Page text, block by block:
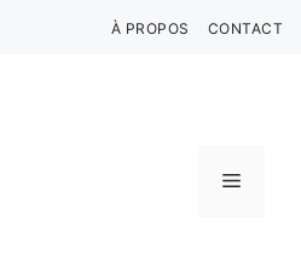
À PROPOS CONTACT
Menu